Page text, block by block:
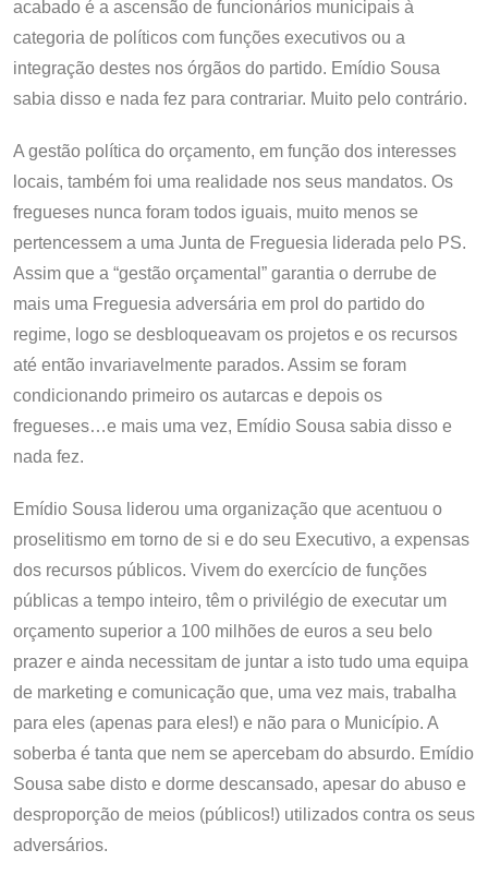
acabado é a ascensão de funcionários municipais à
categoria de políticos com funções executivos ou a
integração destes nos órgãos do partido. Emídio Sousa
sabia disso e nada fez para contrariar. Muito pelo contrário.
A gestão política do orçamento, em função dos interesses
locais, também foi uma realidade nos seus mandatos. Os
fregueses nunca foram todos iguais, muito menos se
pertencessem a uma Junta de Freguesia liderada pelo PS.
Assim que a “gestão orçamental” garantia o derrube de
mais uma Freguesia adversária em prol do partido do
regime, logo se desbloqueavam os projetos e os recursos
até então invariavelmente parados. Assim se foram
condicionando primeiro os autarcas e depois os
fregueses…e mais uma vez, Emídio Sousa sabia disso e
nada fez.
Emídio Sousa liderou uma organização que acentuou o
proselitismo em torno de si e do seu Executivo, a expensas
dos recursos públicos. Vivem do exercício de funções
públicas a tempo inteiro, têm o privilégio de executar um
orçamento superior a 100 milhões de euros a seu belo
prazer e ainda necessitam de juntar a isto tudo uma equipa
de marketing e comunicação que, uma vez mais, trabalha
para eles (apenas para eles!) e não para o Município. A
soberba é tanta que nem se apercebam do absurdo. Emídio
Sousa sabe disto e dorme descansado, apesar do abuso e
desproporção de meios (públicos!) utilizados contra os seus
adversários.